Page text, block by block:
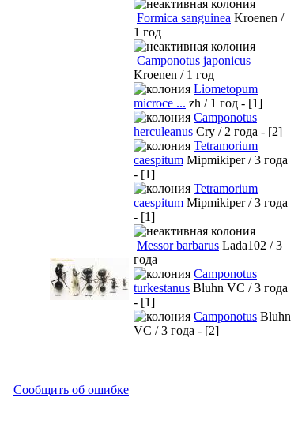
Сообщить об ошибке
Formica sanguinea Kroenen /
1 год
Camponotus japonicus
Kroenen / 1 год
Liometopum
microce ... zh / 1 год - [1]
Camponotus
herculeanus Cry / 2 года - [2]
Tetramorium
caespitum Mipmikiper / 3 года
- [1]
Tetramorium
caespitum Mipmikiper / 3 года
- [1]
Messor barbarus Lada102 / 3
года
Camponotus
turkestanus Bluhn VC / 3 года
- [1]
Camponotus Bluhn
VC / 3 года - [2]